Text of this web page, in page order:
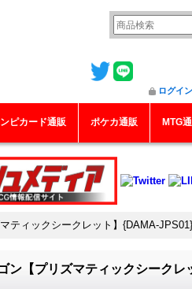
ログイン
ピカード通販 ポケカ通販 MTG
ティックシークレット】{DAMA-JPS01}
ン【プリズマティックシーク